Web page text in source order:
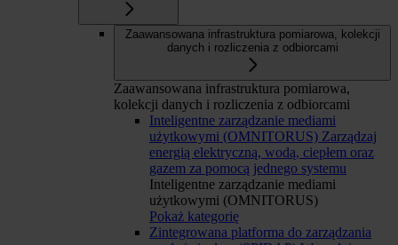
Zaawansowana infrastruktura pomiarowa, kolekcji
danych i rozliczenia z odbiorcami
Zaawansowana infrastruktura pomiarowa,
kolekcji danych i rozliczenia z odbiorcami
Inteligentne zarządzanie mediami
użytkowymi (OMNITORUS) Zarządzaj
energią elektryczną, wodą, ciepłem oraz
gazem za pomocą jednego systemu
Inteligentne zarządzanie mediami
użytkowymi (OMNITORUS)
Pokaż kategorię
Zintegrowana platforma do zarządzania